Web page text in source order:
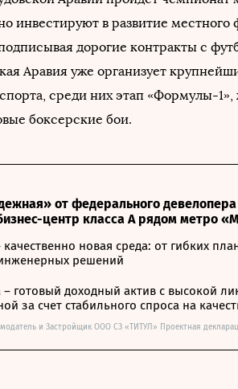
инвестируют в развитие местного
дорогие контракты с
Аравия уже организует
спорта, среди них этап «Формулы-
боксерские бои.
от федерального
центр класса А рядом метро
новая среда: от гибких
решений
– готовый доходный актив с высокой
за счет стабильного спроса на
и Застройщик ООО СЗ «ТИТУЛ» Проектная